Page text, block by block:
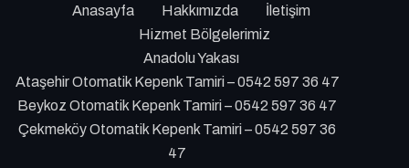
Anasayfa
Hakkımızda
İletişim
Hizmet Bölgelerimiz
Anadolu Yakası
Ataşehir Otomatik Kepenk Tamiri – 0542 597 36 47
Beykoz Otomatik Kepenk Tamiri – 0542 597 36 47
Çekmeköy Otomatik Kepenk Tamiri – 0542 597 36
47